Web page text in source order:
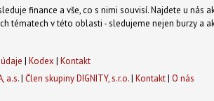
finance a vše, co s nimi souvisí. Najdete u nás
tématech v této oblasti - sledujeme nejen burzy a
| Kodex | Kontakt
a.s.| Člen skupiny DIGNITY, s.r.o.| Kontakt| O nás